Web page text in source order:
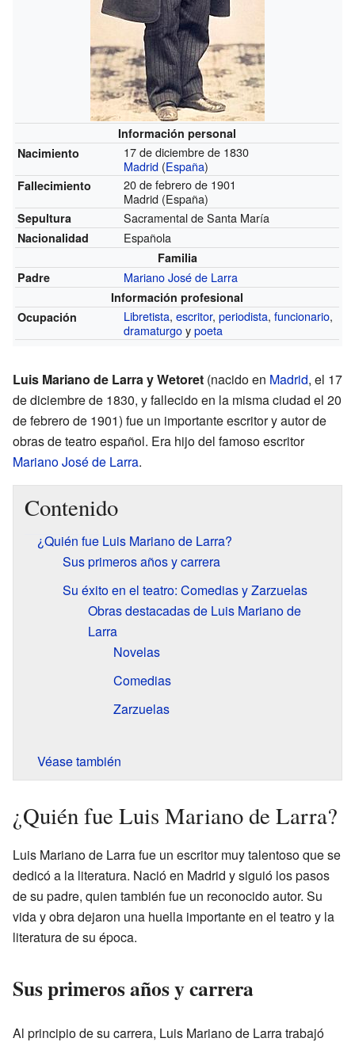
Información personal
Nacimiento
17 de diciembre de 1830
Madrid (España)
Fallecimiento
20 de febrero de 1901
Madrid (España)
Sepultura Sacramental de Santa María
Nacionalidad Española
Familia
Padre
Mariano José de Larra
Información profesional
Ocupación
Libretista,escritor,periodista,funcionario,
dramaturgoypoeta
Luis Mariano de Larra y Wetoret (nacido en Madrid, el 17
de diciembre de 1830, y fallecido en la misma ciudad el 20
de febrero de 1901) fue un importante escritor y autor de
obras de teatro español. Era hijo del famoso escritor
Mariano José de Larra.
Contenido
¿Quién fue Luis Mariano de Larra?
Sus primeros años y carrera
Su éxito en el teatro: Comedias y Zarzuelas
Obras destacadas de Luis Mariano de
Larra
Novelas
Comedias
Zarzuelas
Véase también
¿Quién fue Luis Mariano de Larra?
Luis Mariano de Larra fue un escritor muy talentoso que se
dedicó a la literatura. Nació en Madrid y siguió los pasos
de su padre, quien también fue un reconocido autor. Su
vida y obra dejaron una huella importante en el teatro y la
literatura de su época.
Sus primeros años y carrera
Al principio de su carrera, Luis Mariano de Larra trabajó